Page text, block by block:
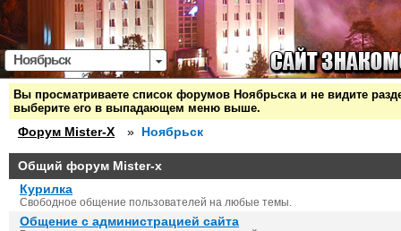
Ноябрьск
Вы просматриваете список форумов Ноябрьска и не видите
выберите его в выпадающем меню выше.
Форум Mister-X » Ноябрьск
Общий форум Mister-x
Курилка
Свободное общение пользователей на любые темы.
Общение с администрацией сайта